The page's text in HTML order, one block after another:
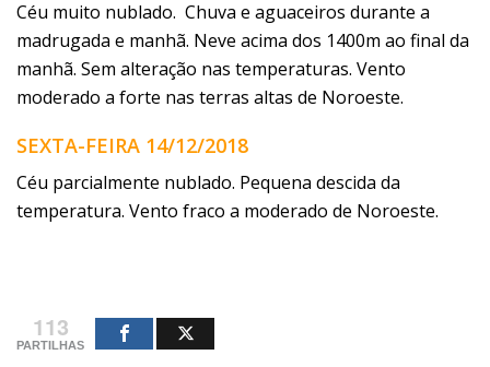
Céu muito nublado. Chuva e aguaceiros durante a
madrugada e manhã. Neve acima dos 1400m ao final da
manhã. Sem alteração nas temperaturas. Vento
moderado a forte nas terras altas de Noroeste.
SEXTA-FEIRA 14/12/2018
Céu parcialmente nublado. Pequena descida da
temperatura. Vento fraco a moderado de Noroeste.
113
PARTILHAS